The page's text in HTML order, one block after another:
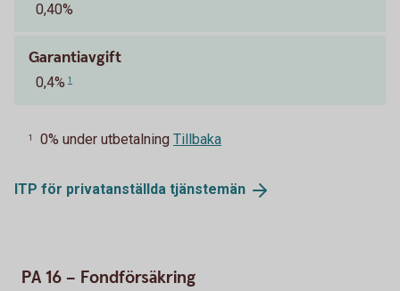
0,40%
Garantiavgift
0,4% 1
1 0% under utbetalning Tillbaka
ITP för privatanställda tjänstemän
PA 16 – Fondförsäkring